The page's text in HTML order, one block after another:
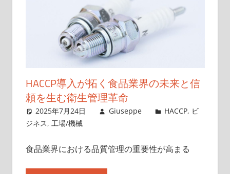
HACCP導入が拓く食品業界の未来と信
頼を生む衛生管理革命
2025年7月24日 Giuseppe HACCP, ビ
ジネス, 工場/機械
食品業界における品質管理の重要性が高まる